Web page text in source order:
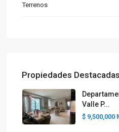
Terrenos
Propiedades Destacadas
Valle P...
$ 9,500,000